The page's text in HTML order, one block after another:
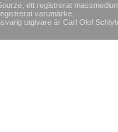
ett registrerat
varumärke.
utgivare är Carl Olof